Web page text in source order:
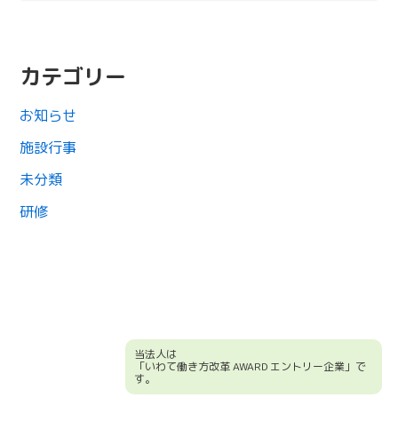
カテゴリー
お知らせ
施設行事
未分類
研修
当法人は
「いわて働き方改革 AWARD エントリー企業」で
す。